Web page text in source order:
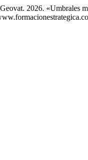
2026. «Umbrales